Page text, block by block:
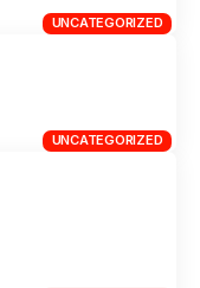
UNCATEGORIZED
UNCATEGORIZED